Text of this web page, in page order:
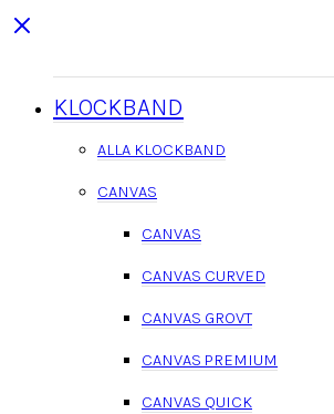
KLOCKBAND
ALLA KLOCKBAND
CANVAS
CANVAS
CANVAS CURVED
CANVAS GROVT
CANVAS PREMIUM
CANVAS QUICK